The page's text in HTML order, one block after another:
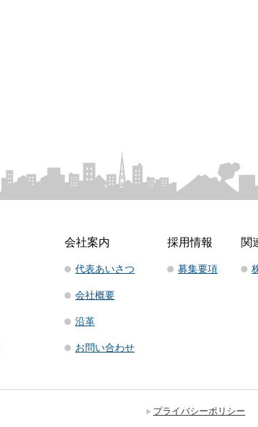
会社案内
代表あいさつ
会社概要
沿革
お問い合わせ
採用情報
募集要項
関
プライバシーポリシー